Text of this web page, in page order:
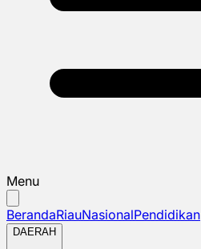
Menu
BerandaRiauNasionalPendidikan
DAERAH